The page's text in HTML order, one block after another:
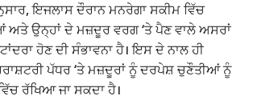
ਇਜਲਾਸ ਦੌਰਾਨ ਮਨਰੇਗਾ ਸਕੀਮ ਵਿੱਚ
ਅਤੇ ਉਨ੍ਹਾਂ ਦੇ ਮਜ਼ਦੂਰ ਵਰਗ ‘ਤੇ ਪੈਣ ਵਾਲੇ ਅਸਰਾਂ
ਹੋਣ ਦੀ ਸੰਭਾਵਨਾ ਹੈ। ਇਸ ਦੇ ਨਾਲ ਹੀ
ਪੱਧਰ ‘ਤੇ ਮਜ਼ਦੂਰਾਂ ਨੂੰ ਦਰਪੇਸ਼ ਚੁਣੌਤੀਆਂ ਨੂੰ
ਰੱਖਿਆ ਜਾ ਸਕਦਾ ਹੈ।